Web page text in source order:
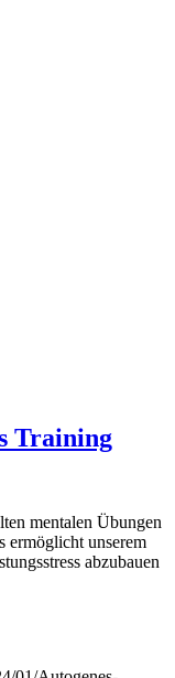
Training
mentalen Übungen
ermöglicht unserem
abzubauen